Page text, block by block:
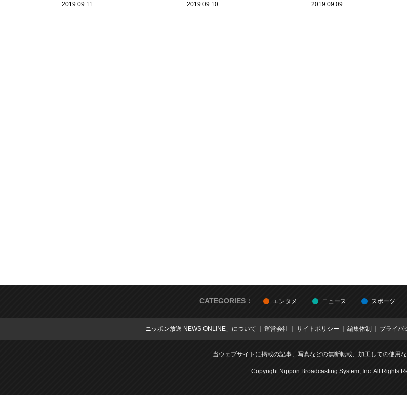
2019.09.11 2019.09.10 2019.09.09
CATEGORIES： エンタメ ニュース スポーツ
「ニッポン放送 NEWS ONLINE」について 運営会社 サイトポリシー 編集体制 プライバ
当ウェブサイトに掲載の記事、写真などの無断転載、加工しての使用な
Copyright Nippon Broadcasting System, Inc. All Rights